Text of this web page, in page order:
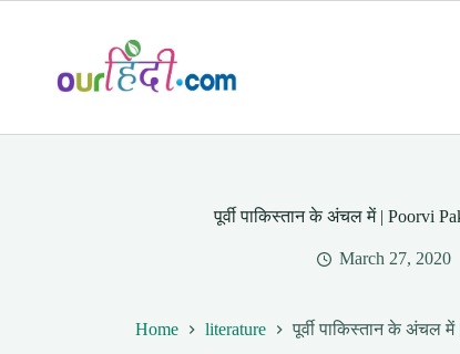
पूर्वी पाकिस्तान के अंचल में | Poorvi
March 27, 2020
Home literature पूर्वी पाकिस्तान के अंचल